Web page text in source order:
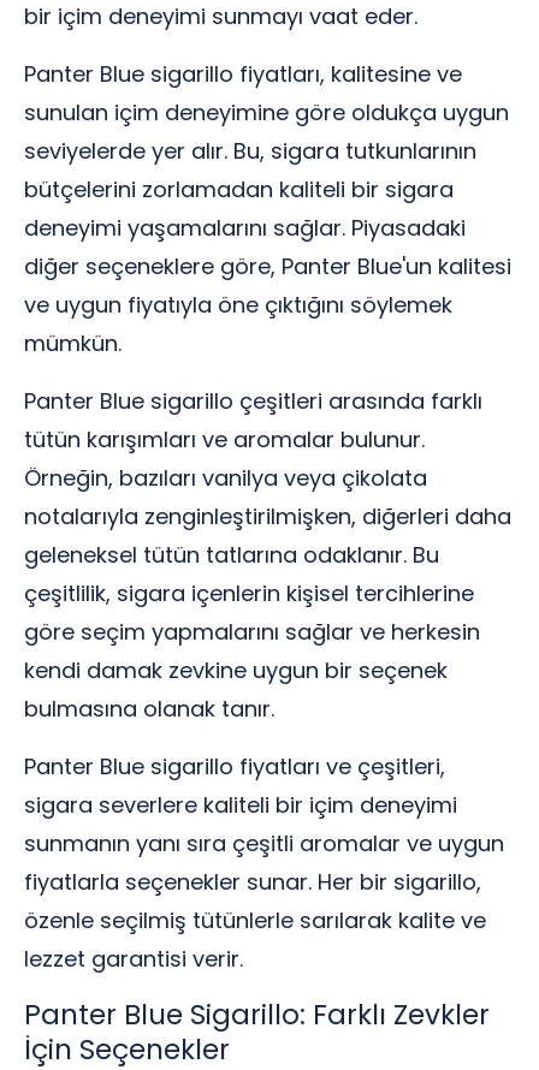
bir içim deneyimi sunmayı vaat eder.
Panter Blue sigarillo fiyatları, kalitesine ve
sunulan içim deneyimine göre oldukça uygun
seviyelerde yer alır. Bu, sigara tutkunlarının
bütçelerini zorlamadan kaliteli bir sigara
deneyimi yaşamalarını sağlar. Piyasadaki
diğer seçeneklere göre, Panter Blue'un kalitesi
ve uygun fiyatıyla öne çıktığını söylemek
mümkün.
Panter Blue sigarillo çeşitleri arasında farklı
tütün karışımları ve aromalar bulunur.
Örneğin, bazıları vanilya veya çikolata
notalarıyla zenginleştirilmişken, diğerleri daha
geleneksel tütün tatlarına odaklanır. Bu
çeşitlilik, sigara içenlerin kişisel tercihlerine
göre seçim yapmalarını sağlar ve herkesin
kendi damak zevkine uygun bir seçenek
bulmasına olanak tanır.
Panter Blue sigarillo fiyatları ve çeşitleri,
sigara severlere kaliteli bir içim deneyimi
sunmanın yanı sıra çeşitli aromalar ve uygun
fiyatlarla seçenekler sunar. Her bir sigarillo,
özenle seçilmiş tütünlerle sarılarak kalite ve
lezzet garantisi verir.
Panter Blue Sigarillo: Farklı Zevkler
İçin Seçenekler